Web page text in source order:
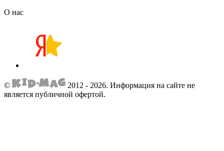
О нас
© 2012 - 2026. Информация на сайте не
является публичной офертой.